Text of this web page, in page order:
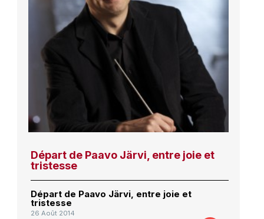
Départ de Paavo Järvi, entre joie et
tristesse
Départ de Paavo Järvi, entre joie et
tristesse
26 Août 2014